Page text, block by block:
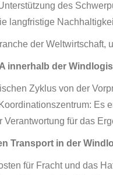
des
langfristige
der
innerhalb der
Zyklus von der
für das
Transport in der
für Fracht und das